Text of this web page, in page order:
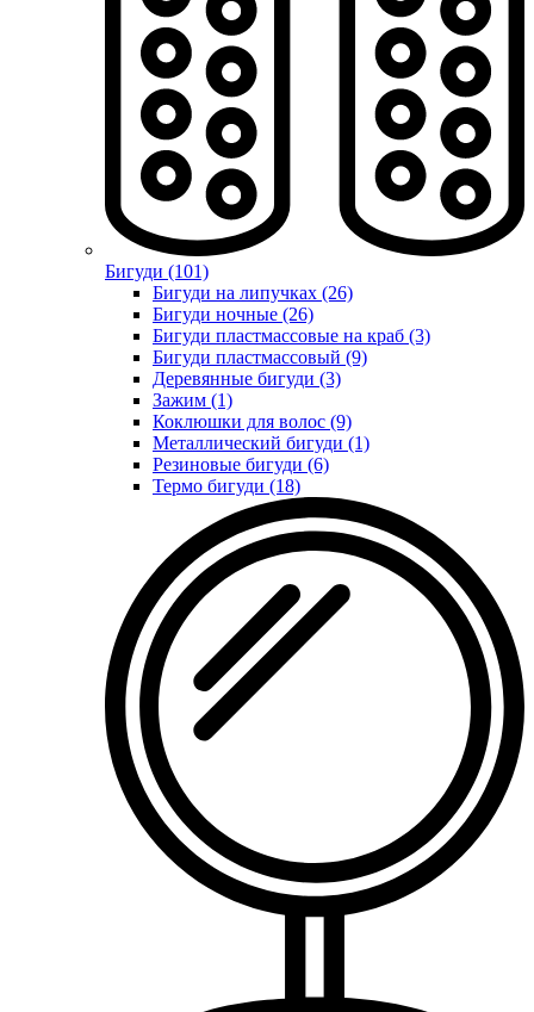
Бигуди (101)
Бигуди на липучках (26)
Бигуди ночные (26)
Бигуди пластмассовые на краб (3)
Бигуди пластмассовый (9)
Деревянные бигуди (3)
Зажим (1)
Коклюшки для волос (9)
Металлический бигуди (1)
Резиновые бигуди (6)
Термо бигуди (18)